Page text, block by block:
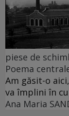
piese de
Poema
Am găsit-o
va împlini în
Ana Maria